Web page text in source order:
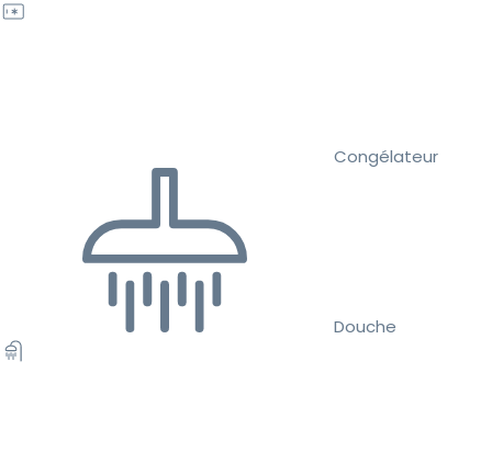
Congélateur
Douche